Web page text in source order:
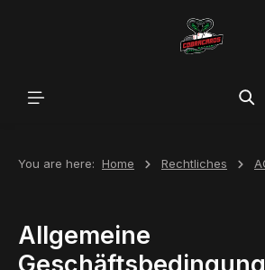
You are here: Home Rechtliches
Allgemeine